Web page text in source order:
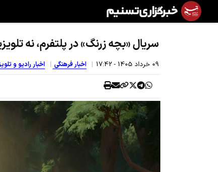
سریال «بچه زرنگ» در پلتفرم، نه
09 خرداد 1405 - 17:42 اخبار فرهنگی اخبار رادیو و